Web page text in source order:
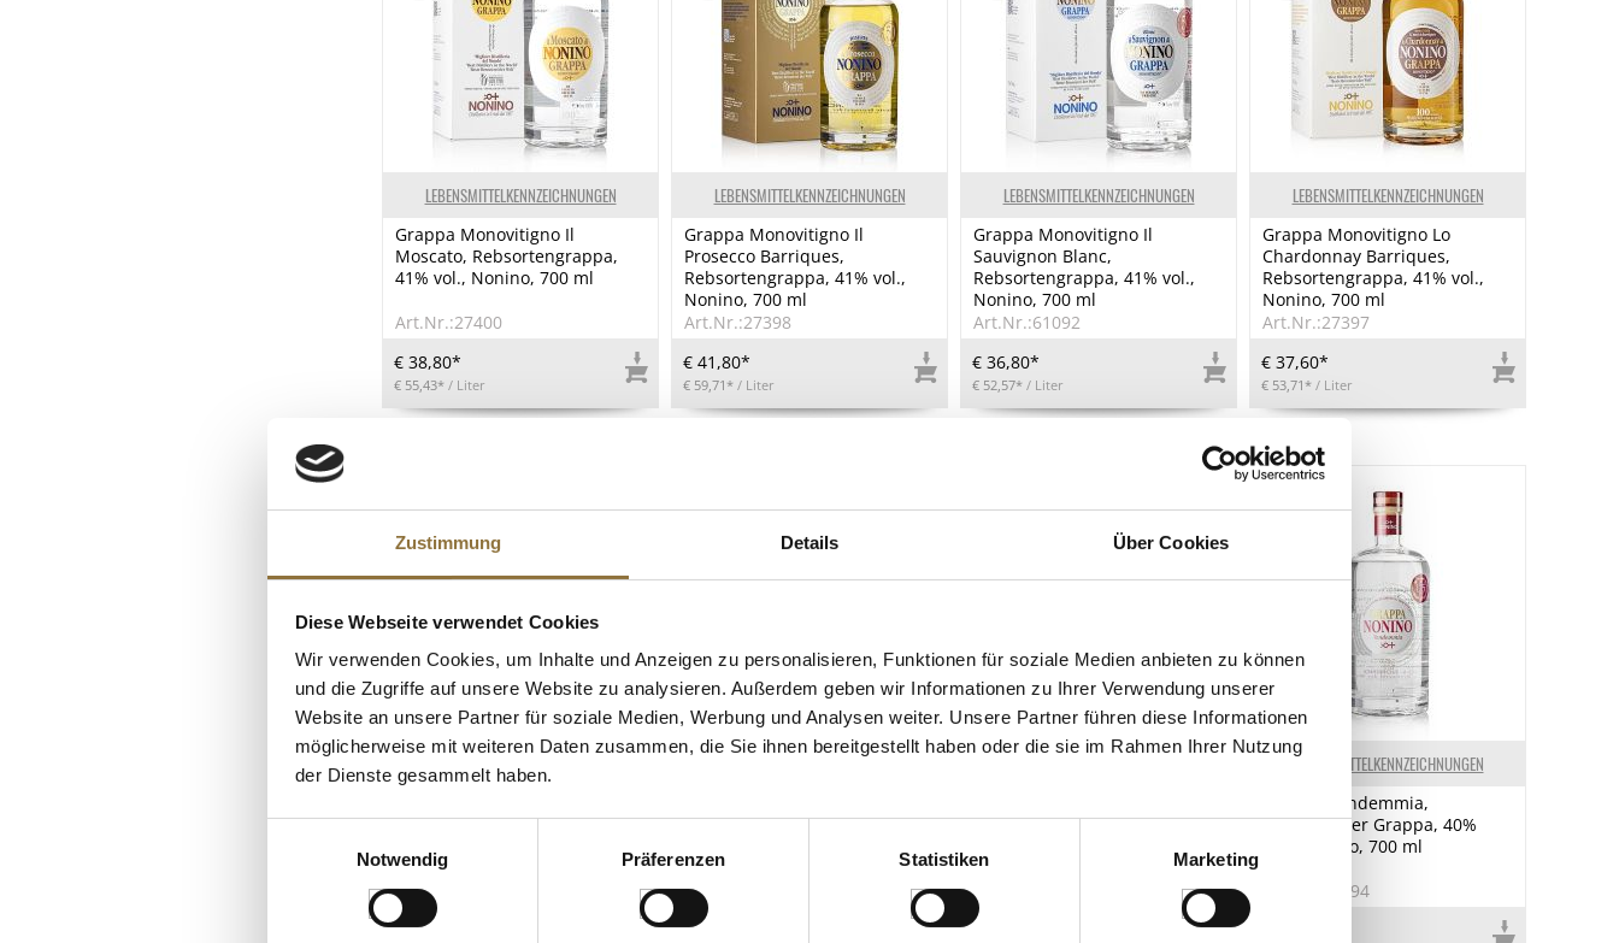
Zustimmung Details Über Cookies
Diese Webseite verwendet Cookies
Wir verwenden Cookies, um Inhalte und Anzeigen zu personalisieren, Funktionen für soziale Medien anbieten zu können
und die Zugriffe auf unsere Website zu analysieren. Außerdem geben wir Informationen zu Ihrer Verwendung unserer
Website an unsere Partner für soziale Medien, Werbung und Analysen weiter. Unsere Partner führen diese Informationen
möglicherweise mit weiteren Daten zusammen, die Sie ihnen bereitgestellt haben oder die sie im Rahmen Ihrer Nutzung
der Dienste gesammelt haben.
Notwendig
Präferenzen Statistiken Marketing
LEBENSMITTELKENNZEICHNUNGEN
Grappa Monovitigno Il
Moscato, Rebsortengrappa,
41% vol., Nonino, 700 ml
Art.Nr.:27400
€ 38,80*
€ 55,43* / Liter
LEBENSMITTELKENNZEICHNUNGEN
Grappa Monovitigno Il
Prosecco Barriques,
Rebsortengrappa, 41% vol.,
Nonino, 700 ml
Art.Nr.:27398
€ 41,80*
€ 59,71* / Liter
LEBENSMITTELKENNZEICHNUNGEN
Grappa Monovitigno Il
Sauvignon Blanc,
Rebsortengrappa, 41% vol.,
Nonino, 700 ml
Art.Nr.:61092
€ 36,80*
€ 52,57* / Liter
LEBENSMITTELKENNZEICHNUNGEN
Grappa Monovitigno Lo
Chardonnay Barriques,
Rebsortengrappa, 41% vol.,
Nonino, 700 ml
Art.Nr.:27397
€ 37,60*
€ 53,71* / Liter
LEBENSMITTELKENNZEICHNUNGEN
5 Jahre, holzfassg. Grappa,
Art.Nr.:45626
€ 84,90*
LEBENSMITTELKENNZEICHNUNGEN
holzfassgereifter Grappa, 43%
Art.Nr.:27403
€ 57,50*
Annata, holzfassgereifter
ml
Art.Nr.:47183
€ 31,50*
LEBENSMITTELKENNZEICHNUNGEN
Grappa Vendemmia,
traditioneller Grappa, 40%
vol., Nonino, 700 ml
Art.Nr.:27394